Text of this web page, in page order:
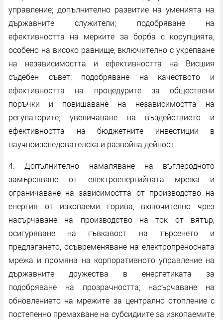
управление; допълнително развитие на уменията на
държавните служители; подобряване на
ефективността на мерките за борба с корупцията,
особено на високо равнище, включително с укрепване
на независимостта и ефективността на Висшия
съдебен съвет; подобряване на качеството и
ефективността на процедурите за обществени
поръчки и повишаване на независимостта на
регулаторите; увеличаване на въздействието и
ефективността на бюджетните инвестиции в
научноизследователска и развойна дейност.
4. Допълнително намаляване на въглеродното
замърсяване от електроенергийната мрежа и
ограничаване на зависимостта от производство на
енергия от изкопаеми горива, включително чрез
насърчаване на производство на ток от вятър,
осигуряване на гъвкавост на търсенето и
предлагането, осъвременяване на електропреносната
мрежа и промяна на корпоративното управление на
държавните дружества в енергетиката за
подобряване на прозрачността; насърчаване на
обновлението на мрежите за централно отопление с
постепенно премахване на субсидиите за изкопаемите